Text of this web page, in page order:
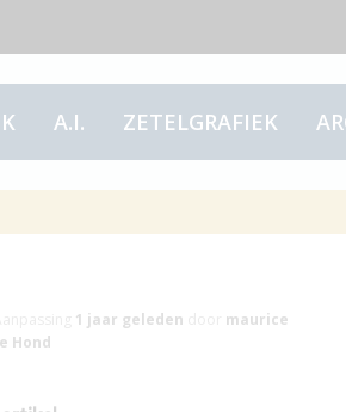
A.I. ZETELGRAFIEK
& match; het
1 jaar geleden
maurice
Hond